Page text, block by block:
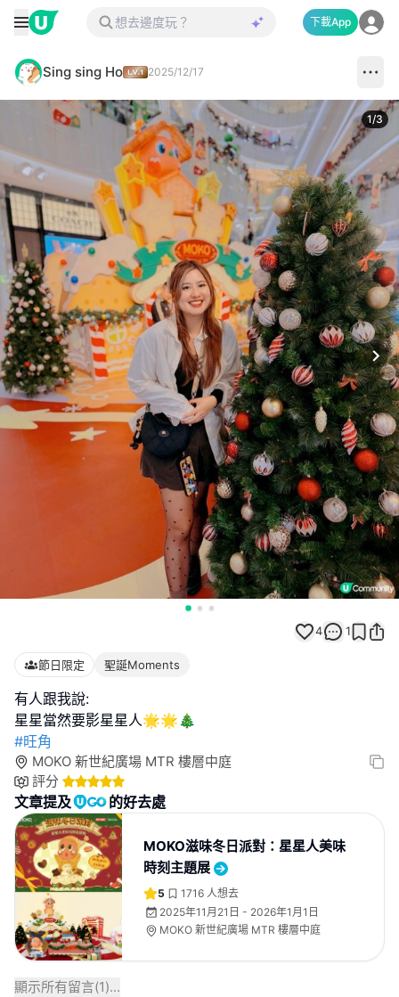
下載App
Sing sing Ho 2025/12/17
1/3
4 1
節日限定 聖誕Moments
有人跟我說:
#旺角
MOKO 新世紀廣場 MTR 樓層中庭
評分
文章提及 的好去處
MOKO滋味冬日派對：星星人美味
時刻主題展
5 1716 人想去
2025年11月21日 - 2026年1月1日
MOKO 新世紀廣場 MTR 樓層中庭
顯示所有留言(1)...